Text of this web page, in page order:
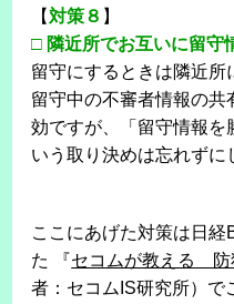
【対策８ 】
□ 隣近所でお互いに留守
留守にするときは隣近所
留守中の不審者情報の
効ですが、「留守情報を
いう取り決めは忘れずに
ここにあげた対策は日
た 『 セコムが教える 防
者：セコムIS研究所）で